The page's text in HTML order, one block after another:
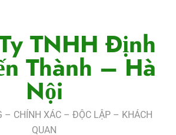
TNHH Định
Thành – Hà
Nội
– CHÍNH XÁC – ĐỘC LẬP – KHÁCH
QUAN